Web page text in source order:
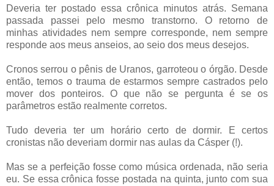
Deveria ter postado essa crônica minutos atrás. Semana
passada passei pelo mesmo transtorno. O retorno de
minhas atividades nem sempre corresponde, nem sempre
responde aos meus anseios, ao seio dos meus desejos.
Cronos serrou o pênis de Uranos, garroteou o órgão. Desde
então, temos o trauma de estarmos sempre castrados pelo
mover dos ponteiros. O que não se pergunta é se os
parâmetros estão realmente corretos.
Tudo deveria ter um horário certo de dormir. E certos
cronistas não deveriam dormir nas aulas da Cásper (!).
Mas se a perfeição fosse como música ordenada, não seria
eu. Se essa crônica fosse postada na quinta, junto com sua